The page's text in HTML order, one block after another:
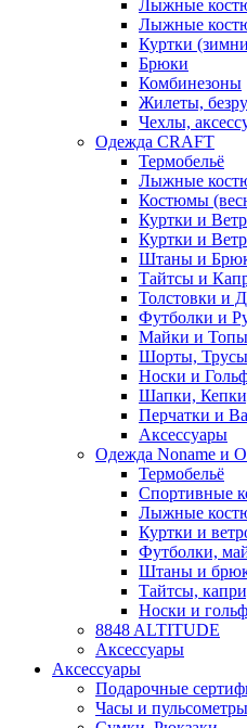
Лыжные
Лыжные
Куртки
Брюки
Комбинезоны
Жилеты,
Чехлы,
Одежда CRAFT
Термобельё
Лыжные
Костюмы
Куртки и
Куртки и
Штаны и
Тайтсы и
Толстовки и
Футболки и
Майки и Топы
Шорты, Трусы
Носки и
Шапки,
Перчатки и
Аксессуары
Одежда Noname и
Термобельё
Спортивные
Лыжные
Куртки и
Футболки,
Штаны и
Тайтсы,
Носки и
8848 ALTITUDE
Аксессуары
Аксессуары
Подарочные
Часы и пульсометры